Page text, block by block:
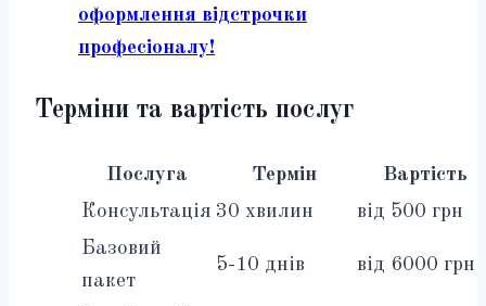
оформлення відстрочки
професіоналу!
Терміни та вартість послуг
Послуга Термін
Вартість
Консультація 30 хвилин
від 500 грн
Базовий
пакет
5-10 днів від 6000 грн